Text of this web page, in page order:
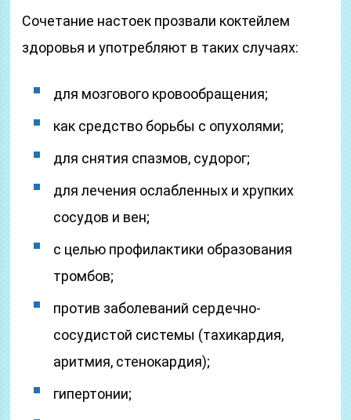
Сочетание настоек прозвали коктейлем
здоровья и употребляют в таких случаях:
для мозгового кровообращения;
как средство борьбы с опухолями;
для снятия спазмов, судорог;
для лечения ослабленных и хрупких
сосудов и вен;
с целью профилактики образования
тромбов;
против заболеваний сердечно-
сосудистой системы (тахикардия,
аритмия, стенокардия);
гипертонии;